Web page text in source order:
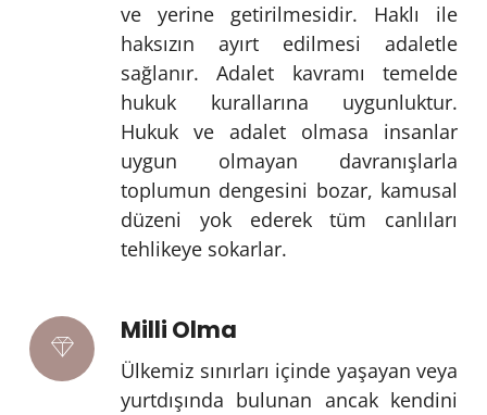
ve yerine getirilmesidir. Haklı ile
haksızın ayırt edilmesi adaletle
sağlanır. Adalet kavramı temelde
hukuk kurallarına uygunluktur.
Hukuk ve adalet olmasa insanlar
uygun olmayan davranışlarla
toplumun dengesini bozar, kamusal
düzeni yok ederek tüm canlıları
tehlikeye sokarlar.
Milli Olma
Ülkemiz sınırları içinde yaşayan veya
yurtdışında bulunan ancak kendini